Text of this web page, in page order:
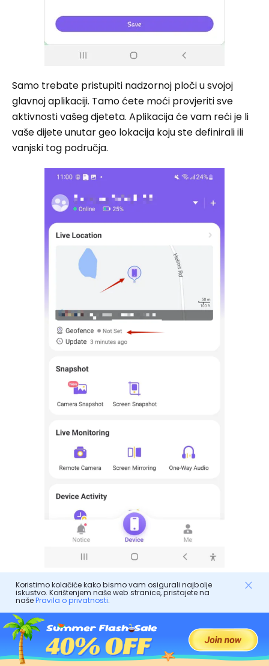
Samo trebate pristupiti nadzornoj ploči u svojoj
glavnoj aplikaciji. Tamo ćete moći provjeriti sve
aktivnosti vašeg djeteta. Aplikacija će vam reći je li
vaše dijete unutar geo lokacija koju ste definirali ili
vanjski tog područja.
Osim toga, na nadzornoj ploči svoje aplikacije dobit
ćete izvješća i upozorenja za druge aktivnosti vašeg
djeteta. Samo definirajte svoje parametre i imat
ćete potpunu kontrolu nad uređajem vašeg djeteta.
Koristimo kolačiće kako bismo vam osigurali najbolje
iskustvo. Korištenjem naše web stranice, pristajete na
našePravila o privatnosti.